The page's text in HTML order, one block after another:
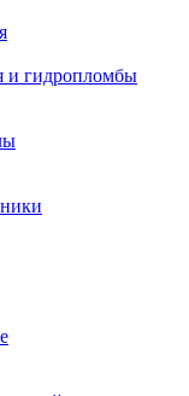
и гидропломбы